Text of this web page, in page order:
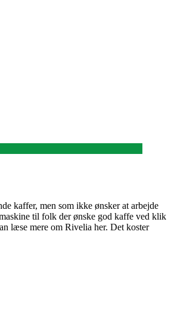
kaffer, men som ikke ønsker at arbejde
til folk der ønske god kaffe ved klik
læse mere om Rivelia her. Det koster